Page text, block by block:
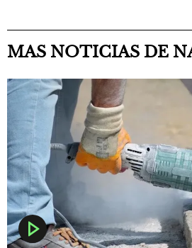
MAS NOTICIAS DE